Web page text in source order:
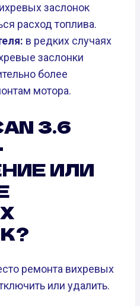
заслонок
расход топлива.
в редких случаях
заслонки
более
мотора.
3.6
ИЛИ
ремонта вихревых
или удалить.